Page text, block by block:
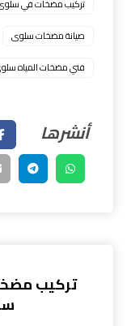
تركيب مضخات في
صيانة مضخات سلوى
فني مضخات المياه